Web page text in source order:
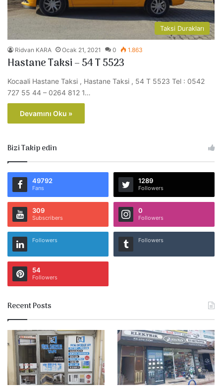
Taksi Durakları
Ridvan KARA Ocak 21, 2021 0 1.863
Hastane Taksi – 54 T 5523
Kocaali Hastane Taksi , Hastane Taksi , 54 T 5523 Tel : 0542
727 55 44 – 0264 812 1…
Devamını Oku »
Bizi Takip edin
49792
Fans
1289
Followers
309
Subscribers
0
Followers
Followers Followers
54
Followers
Recent Posts